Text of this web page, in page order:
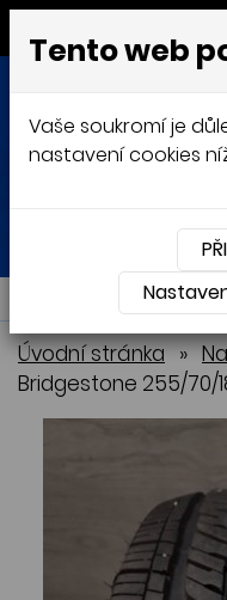
Úvodní stránka »
Bridgestone 255/70/
Tento web
Vaše soukromí je
nastavení cookies